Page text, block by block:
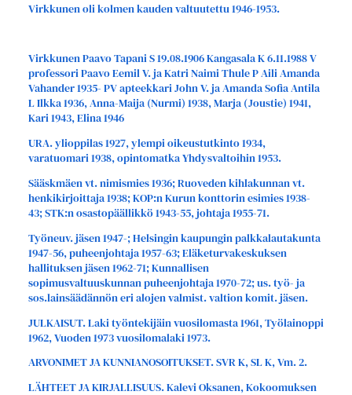
Virkkunen oli kolmen kauden valtuutettu 1946-1953.
Virkkunen Paavo Tapani S 19.08.1906 Kangasala K 6.11.1988 V
professori Paavo Eemil V. ja Katri Naimi Thule P Aili Amanda
Vahander 1935- PV apteekkari John V. ja Amanda Sofia Antila
L Ilkka 1936, Anna-Maija (Nurmi) 1938, Marja (Joustie) 1941,
Kari 1943, Elina 1946
URA. ylioppilas 1927, ylempi oikeustutkinto 1934,
varatuomari 1938, opintomatka Yhdysvaltoihin 1953.
Sääskmäen vt. nimismies 1936; Ruoveden kihlakunnan vt.
henkikirjoittaja 1938; KOP:n Kurun konttorin esimies 1938-
43; STK:n osastopäällikkö 1943-55, johtaja 1955-71.
Työneuv. jäsen 1947-; Helsingin kaupungin palkkalautakunta
1947-56, puheenjohtaja 1957-63; Eläketurvakeskuksen
hallituksen jäsen 1962-71; Kunnallisen
sopimusvaltuuskunnan puheenjohtaja 1970-72; us. työ- ja
sos.lainsäädännön eri alojen valmist. valtion komit. jäsen.
JULKAISUT. Laki työntekijäin vuosilomasta 1961, Työlainoppi
1962, Vuoden 1973 vuosilomalaki 1973.
ARVONIMET JA KUNNIANOSOITUKSET. SVR K, SL K, Vm. 2.
LÄHTEET JA KIRJALLISUUS. Kalevi Oksanen, Kokoomuksen